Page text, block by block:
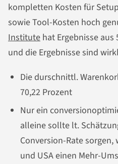
kompletten Kosten für
sowie Tool-Kosten hoch
Institute hat Ergebnisse
und die Ergebnisse sind
Die durschnittl.
70,22 Prozent
Nur ein
alleine sollte lt.
Conversion-Rate sorgen,
und USA einen Mehr-